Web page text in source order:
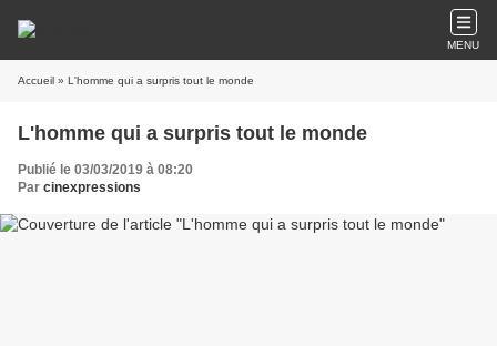
MENU
Accueil » L'homme qui a surpris tout le monde
L'homme qui a surpris tout le monde
Publié le 03/03/2019 à 08:20
Par cinexpressions